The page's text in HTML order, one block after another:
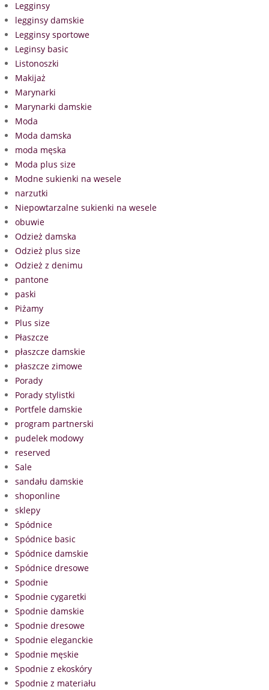
Legginsy
legginsy damskie
Legginsy sportowe
Leginsy basic
Listonoszki
Makijaż
Marynarki
Marynarki damskie
Moda
Moda damska
moda męska
Moda plus size
Modne sukienki na wesele
narzutki
Niepowtarzalne sukienki na wesele
obuwie
Odzież damska
Odzież plus size
Odzież z denimu
pantone
paski
Piżamy
Plus size
Płaszcze
płaszcze damskie
płaszcze zimowe
Porady
Porady stylistki
Portfele damskie
program partnerski
pudelek modowy
reserved
Sale
sandału damskie
shoponline
sklepy
Spódnice
Spódnice basic
Spódnice damskie
Spódnice dresowe
Spodnie
Spodnie cygaretki
Spodnie damskie
Spodnie dresowe
Spodnie eleganckie
Spodnie męskie
Spodnie z ekoskóry
Spodnie z materiału